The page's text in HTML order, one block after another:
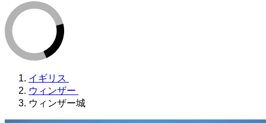
イギリス
ウィンザー
ウィンザー城